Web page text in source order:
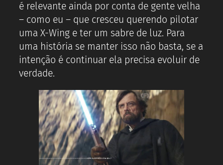
é relevante ainda por conta de gente velha
– como eu – que cresceu querendo pilotar
uma X-Wing e ter um sabre de luz. Para
uma história se manter isso não basta, se a
intenção é continuar ela precisa evoluir de
verdade.